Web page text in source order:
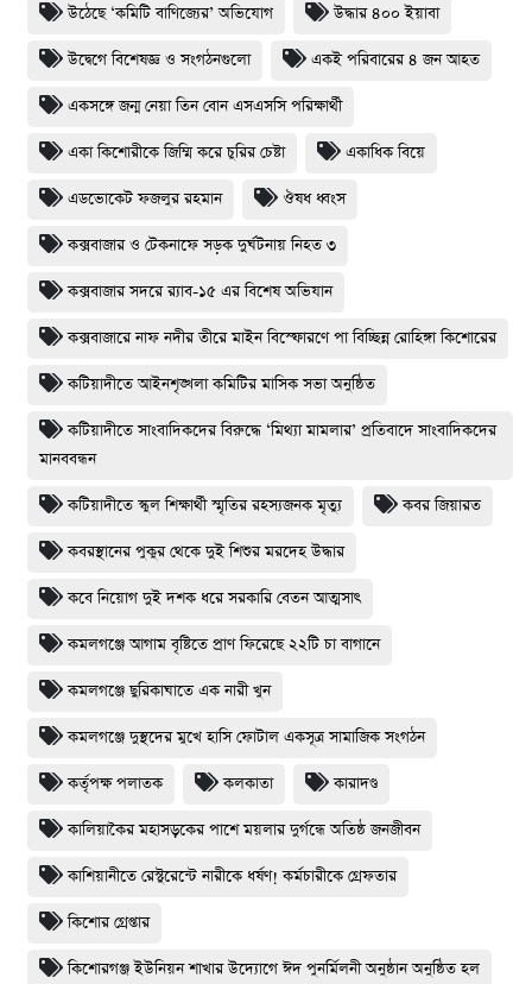
উঠেছে ‘কমিটি বাণিজ্যের’ অভিযোগ উদ্ধার ৪০০ ইয়াবা
উদ্বেগে বিশেষজ্ঞ ও সংগঠনগুলো একই পরিবারের ৪ জন আহত
একসঙ্গে জন্ম নেয়া তিন বোন এসএসসি পরিক্ষার্থী
একা কিশোরীকে জিম্মি করে চুরির চেষ্টা একাধিক বিয়ে
এডভোকেট ফজলুর রহমান ঔষধ ধ্বংস
কক্সবাজার ও টেকনাফে সড়ক দুর্ঘটনায় নিহত ৩
কক্সবাজার সদরে র‍্যাব-১৫ এর বিশেষ অভিযান
কক্সবাজারে নাফ নদীর তীরে মাইন বিস্ফোরণে পা বিচ্ছিন্ন রোহিঙ্গা কিশোরের
কটিয়াদীতে আইনশৃঙ্খলা কমিটির মাসিক সভা অনুষ্ঠিত
কটিয়াদীতে সাংবাদিকদের বিরুদ্ধে ‘মিথ্যা মামলার’ প্রতিবাদে সাংবাদিকদের
মানববন্ধন
কটিয়াদীতে স্কুল শিক্ষার্থী স্মৃতির রহস্যজনক মৃত্যু কবর জিয়ারত
কবরস্থানের পুকুর থেকে দুই শিশুর মরদেহ উদ্ধার
কবে নিয়োগ দুই দশক ধরে সরকারি বেতন আত্মসাৎ
কমলগঞ্জে আগাম বৃষ্টিতে প্রাণ ফিরেছে ২২টি চা বাগানে
কমলগঞ্জে ছুরিকাঘাতে এক নারী খুন
কমলগঞ্জে দুস্থদের মুখে হাসি ফোটাল একসূত্র সামাজিক সংগঠন
কর্তৃপক্ষ পলাতক কলকাতা কারাদণ্ড
কালিয়াকৈর মহাসড়কের পাশে ময়লার দুর্গন্ধে অতিষ্ঠ জনজীবন
কাশিয়ানীতে রেস্টুরেন্টে নারীকে ধর্ষণ! কর্মচারীকে গ্রেফতার
কিশোর গ্রেপ্তার
কিশোরগঞ্জ ইউনিয়ন শাখার উদ্যোগে ঈদ পুনর্মিলনী অনুষ্ঠান অনুষ্ঠিত হল